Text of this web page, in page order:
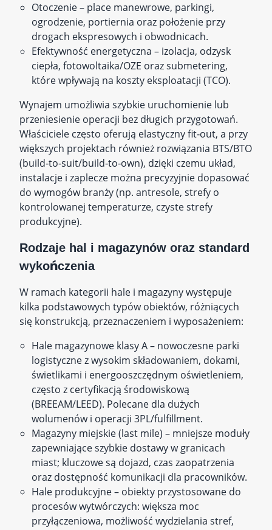
Otoczenie – place manewrowe, parkingi,
ogrodzenie, portiernia oraz położenie przy
drogach ekspresowych i obwodnicach.
Efektywność energetyczna – izolacja, odzysk
ciepła, fotowoltaika/OZE oraz submetering,
które wpływają na koszty eksploatacji (TCO).
Wynajem umożliwia szybkie uruchomienie lub
przeniesienie operacji bez długich przygotowań.
Właściciele często oferują elastyczny fit‑out, a przy
większych projektach również rozwiązania BTS/BTO
(build‑to‑suit/build‑to‑own), dzięki czemu układ,
instalacje i zaplecze można precyzyjnie dopasować
do wymogów branży (np. antresole, strefy o
kontrolowanej temperaturze, czyste strefy
produkcyjne).
Rodzaje hal i magazynów oraz standard
wykończenia
W ramach kategorii hale i magazyny występuje
kilka podstawowych typów obiektów, różniących
się konstrukcją, przeznaczeniem i wyposażeniem:
Hale magazynowe klasy A – nowoczesne parki
logistyczne z wysokim składowaniem, dokami,
świetlikami i energooszczędnym oświetleniem,
często z certyfikacją środowiskową
(BREEAM/LEED). Polecane dla dużych
wolumenów i operacji 3PL/fulfillment.
Magazyny miejskie (last mile) – mniejsze moduły
zapewniające szybkie dostawy w granicach
miast; kluczowe są dojazd, czas zaopatrzenia
oraz dostępność komunikacji dla pracowników.
Hale produkcyjne – obiekty przystosowane do
procesów wytwórczych: większa moc
przyłączeniowa, możliwość wydzielania stref,